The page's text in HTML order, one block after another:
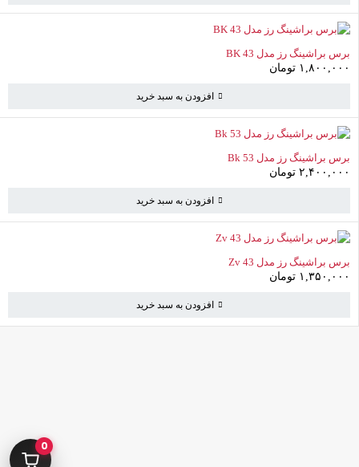
برس براشینگ رز مدل BK 43
۱,۸۰۰,۰۰۰ تومان
افزودن به سبد خرید
برس براشینگ رز مدل Bk 53
۲,۴۰۰,۰۰۰ تومان
افزودن به سبد خرید
برس براشینگ رز مدل Zv 43
۱,۳۵۰,۰۰۰ تومان
افزودن به سبد خرید
0